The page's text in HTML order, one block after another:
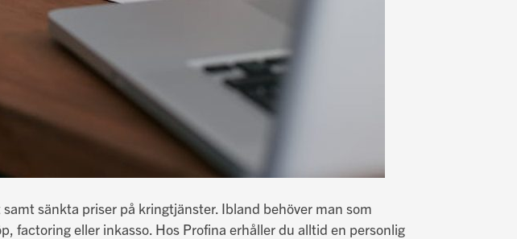
sänkta priser på kringtjänster. Ibland behöver man som
factoring eller inkasso. Hos Profina erhåller du alltid en personlig